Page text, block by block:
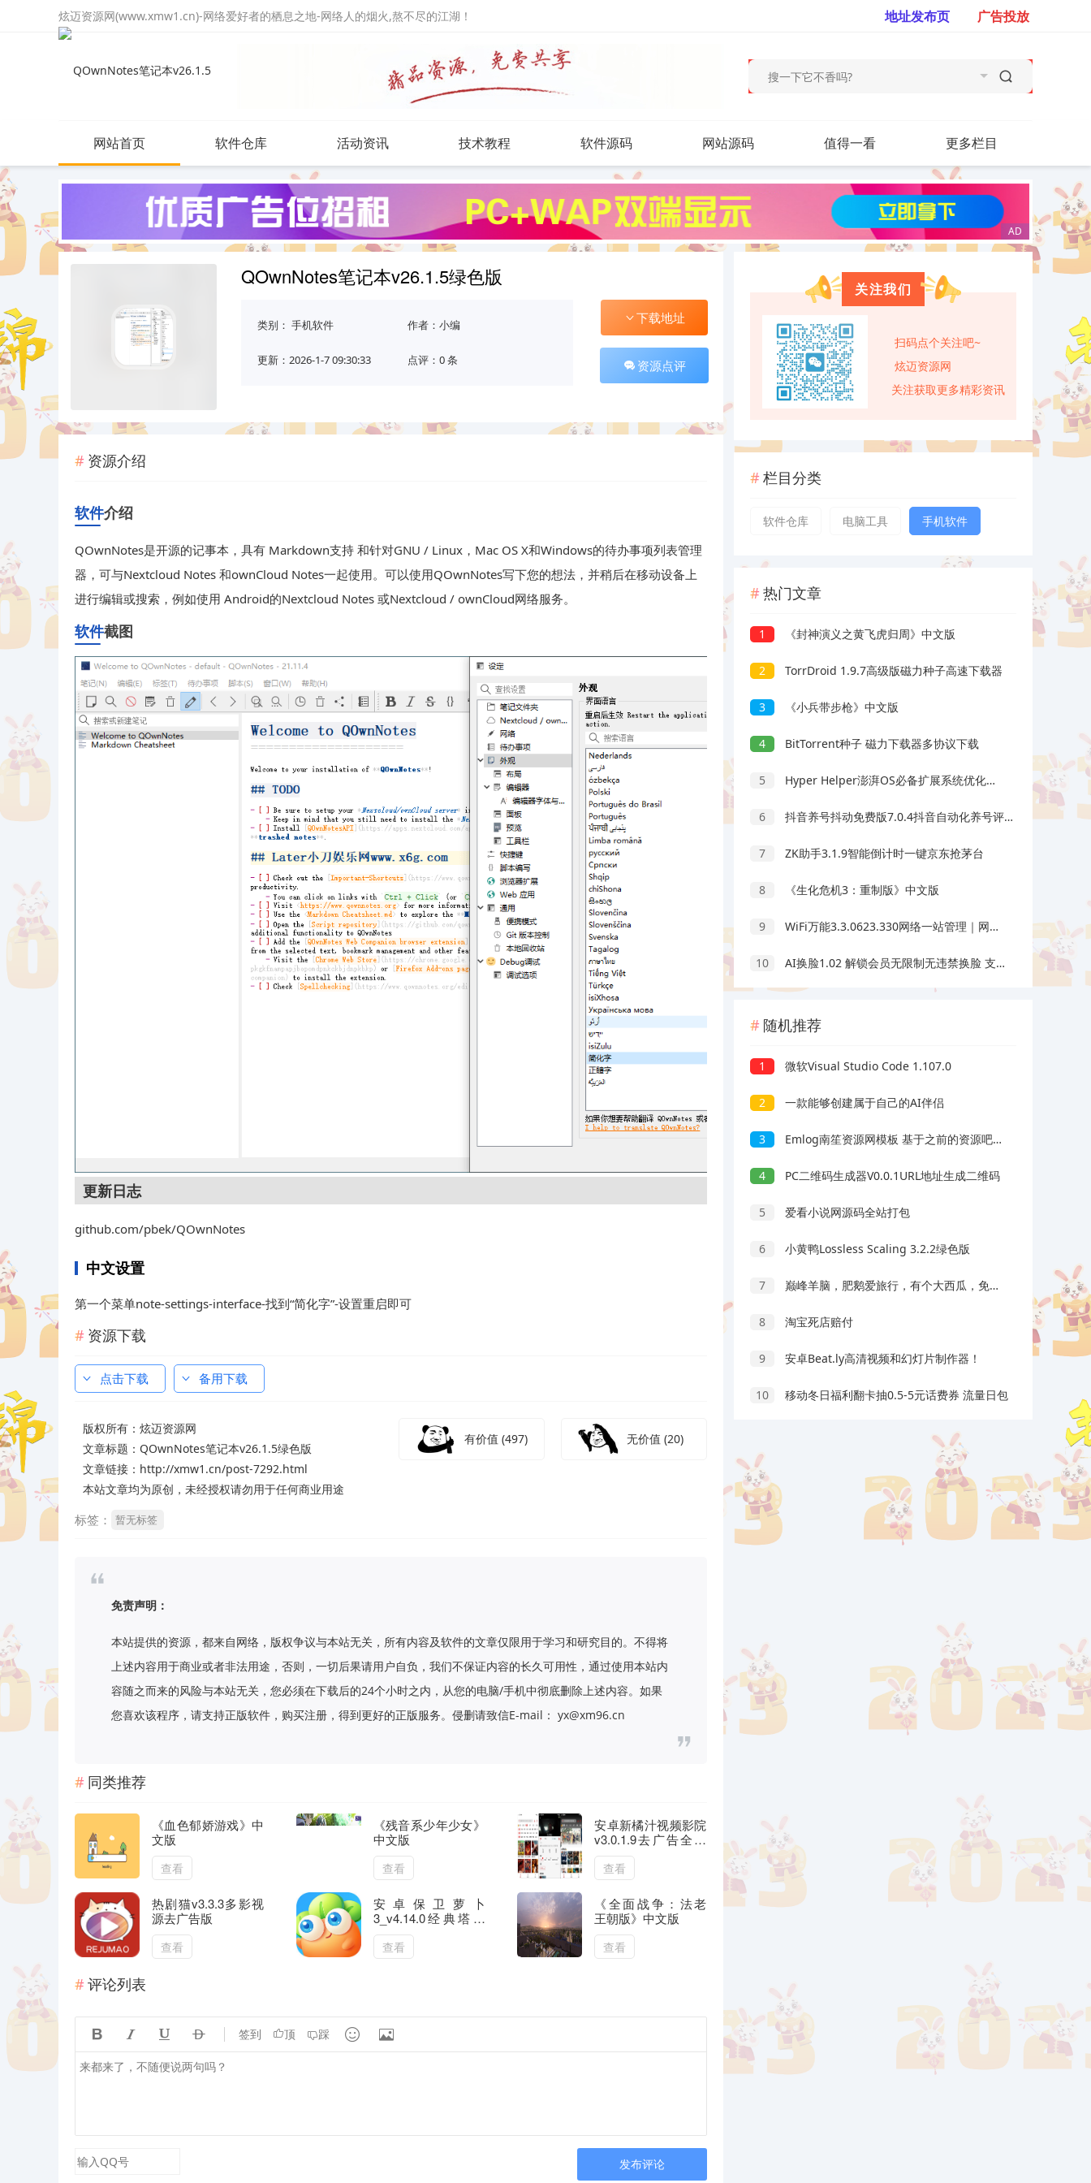
炫迈资源网(www.xmw1.cn)-网络爱好者的栖息之地-网络人的烟火,熬不尽的江湖！ 广告投放
地址发布页
网站首页 软件仓库 活动资讯 技术教程 软件源码 网站源码 值得一看 更多栏目
QOwnNotes笔记本v26.1.5绿色版
类别： 手机软件 作者：小编
更新：2026-1-7 09:30:33 点评：0 条
下载地址
资源点评
资源介绍
软件介绍
QOwnNotes是开源的记事本，具有 Markdown支持 和针对GNU / Linux，Mac OS X和Windows的待办事项列表管理
器，可与Nextcloud Notes 和ownCloud Notes一起使用。可以使用QOwnNotes写下您的想法，并稍后在移动设备上
进行编辑或搜索，例如使用 Android的Nextcloud Notes 或Nextcloud / ownCloud网络服务。
软件截图
更新日志
github.com/pbek/QOwnNotes
中文设置
第一个菜单note-settings-interface-找到“简化字”-设置重启即可
资源下载
点击下载 备用下载
有价值(497) 无价值(20)
版权所有： 炫迈资源网
文章标题： QOwnNotes笔记本v26.1.5绿色版
文章链接：http://xmw1.cn/post-7292.html
本站文章均为原创，未经授权请勿用于任何商业用途
标签： 暂无标签
免责声明：
本站提供的资源，都来自网络，版权争议与本站无关，所有内容及软件的文章仅限用于学习和研究目的。不得将
上述内容用于商业或者非法用途，否则，一切后果请用户自负，我们不保证内容的长久可用性，通过使用本站内
容随之而来的风险与本站无关，您必须在下载后的24个小时之内，从您的电脑/手机中彻底删除上述内容。如果
您喜欢该程序，请支持正版软件，购买注册，得到更好的正版服务。侵删请致信E-mail： yx@xm96.cn
同类推荐
《血色郁娇游戏》中
文版
查看
《残音系少年少女》
中文版
查看
安卓新橘汁视频影院
v3.0.1.9去广告全新
纯净版
查看
热剧猫v3.3.3多影视
源去广告版
查看
安卓保卫萝卜
3_v4.14.0经典塔防
系列内购版
查看
《全面战争：法老
王朝版》中文版
查看
评论列表
    签到 顶 踩  
发布评论
关注我们
扫码点个关注吧~
炫迈资源网
关注获取更多精彩资讯
栏目分类
软件仓库 电脑工具 手机软件
热门文章
1 《封神演义之黄飞虎归周》中文版
2 TorrDroid 1.9.7高级版磁力种子高速下载器
3 《小兵带步枪》中文版
4 BitTorrent种子 磁力下载器多协议下载
5 Hyper Helper澎湃OS必备扩展系统优化模块
6 抖音养号抖动免费版7.0.4抖音自动化养号评论脚本
7 ZK助手3.1.9智能倒计时一键京东抢茅台
8 《生化危机3：重制版》中文版
9 WiFi万能3.3.0623.330网络一站管理｜网络管理天花板｜绿化版
10 AI换脸1.02 解锁会员无限制无违禁换脸 支持照片/视频
随机推荐
1 微软Visual Studio Code 1.107.0
2 一款能够创建属于自己的AI伴侣
3 Emlog南笙资源网模板 基于之前的资源吧模板修复版
4 PC二维码生成器V0.0.1URL地址生成二维码
5 爱看小说网源码全站打包
6 小黄鸭Lossless Scaling 3.2.2绿色版
7 巅峰羊脑，肥鹅爱旅行，有个大西瓜，免费赚0.9元！
8 淘宝死店赔付
9 安卓Beat.ly高清视频和幻灯片制作器！
10 移动冬日福利翻卡抽0.5-5元话费券 流量日包